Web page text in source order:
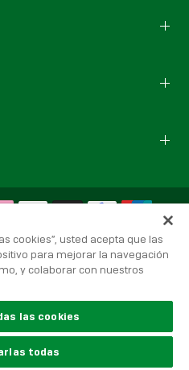
All rights reserved.
Policy|Cookies policy
cookies”, usted acepta que las
para mejorar la navegación
y colaborar con nuestros
las cookies
todas